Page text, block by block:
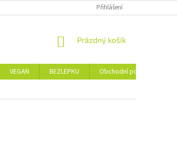
Přihlášení
NÁKUPNÍ
Prázdný košík
VEGAN BEZLEPKU
Obchodní podmínky